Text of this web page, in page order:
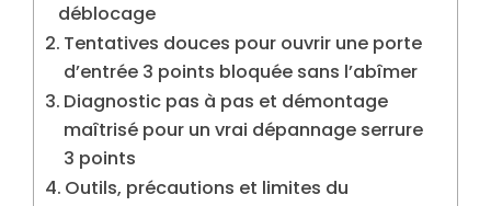
déblocage
Tentatives douces pour ouvrir une porte
d’entrée 3 points bloquée sans l’abîmer
Diagnostic pas à pas et démontage
maîtrisé pour un vrai dépannage serrure
3 points
Outils, précautions et limites du